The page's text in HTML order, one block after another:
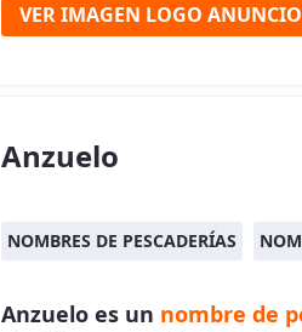
VER IMAGEN LOGO
Anzuelo
NOMBRES DE PESCADERÍAS
Anzuelo es un nombre de